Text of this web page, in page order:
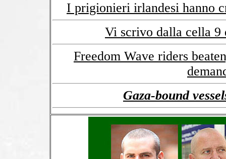
I prigionieri irlandesi hanno
Vi scrivo dalla cella 9
Freedom Wave riders
Gaza-bound